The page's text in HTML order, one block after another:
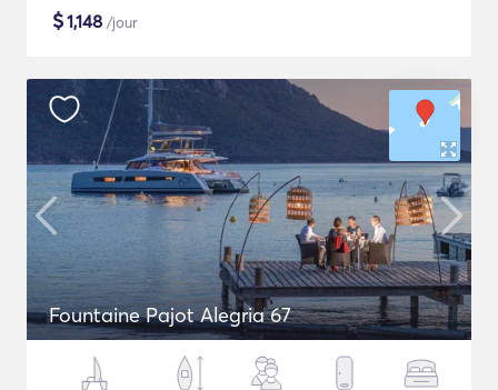
$1,148 /jour
Fountaine Pajot Alegria 67